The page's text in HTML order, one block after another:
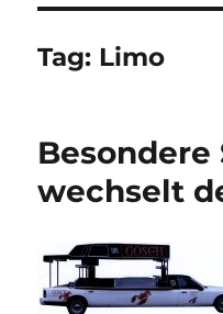
Tag: Limo
wechselt